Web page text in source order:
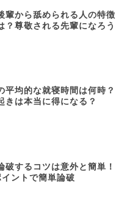
輩から舐められる人の特徴
？尊敬される先輩になろう
平均的な就寝時間は何時？
きは本当に得になる？
破するコツは意外と簡単！
ントで簡単論破